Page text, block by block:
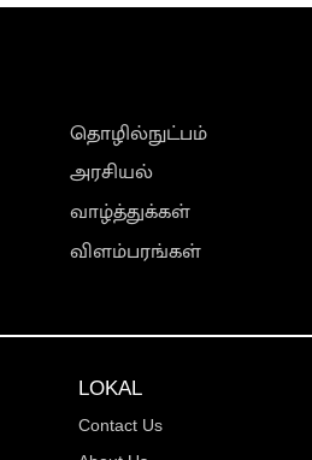
தொழில்நுட்பம்
அரசியல்
வாழ்த்துக்கள்
விளம்பரங்கள்
LOKAL
Contact Us